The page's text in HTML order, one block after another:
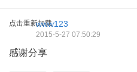
点击重新加载www123
2015-5-27 07:50:29
感谢分享